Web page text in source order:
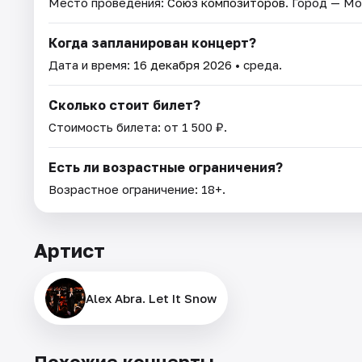
Когда запланирован концерт?
Дата и время: 16 декабря 2026 • среда.
Сколько стоит билет?
Стоимость билета: от 1 500 ₽.
Есть ли возрастные ограничения?
Возрастное ограничение: 18+.
Артист
Alex Abra. Let It Snow